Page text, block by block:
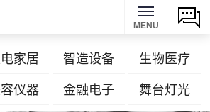
MENU
家居 智造设备 生物医疗
仪器 金融电子 舞台灯光